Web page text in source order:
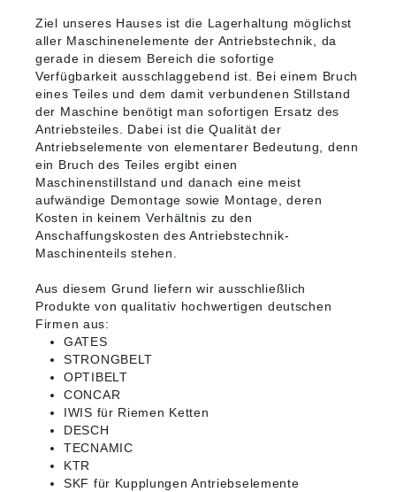
Ziel unseres Hauses ist die Lagerhaltung möglichst
aller Maschinenelemente der Antriebstechnik, da
gerade in diesem Bereich die sofortige
Verfügbarkeit ausschlaggebend ist. Bei einem Bruch
eines Teiles und dem damit verbundenen Stillstand
der Maschine benötigt man sofortigen Ersatz des
Antriebsteiles. Dabei ist die Qualität der
Antriebselemente von elementarer Bedeutung, denn
ein Bruch des Teiles ergibt einen
Maschinenstillstand und danach eine meist
aufwändige Demontage sowie Montage, deren
Kosten in keinem Verhältnis zu den
Anschaffungskosten des Antriebstechnik-
Maschinenteils stehen.
Aus diesem Grund liefern wir ausschließlich
Produkte von qualitativ hochwertigen deutschen
Firmen aus:
GATES
STRONGBELT
OPTIBELT
CONCAR
IWIS für Riemen Ketten
DESCH
TECNAMIC
KTR
SKF für Kupplungen Antriebselemente